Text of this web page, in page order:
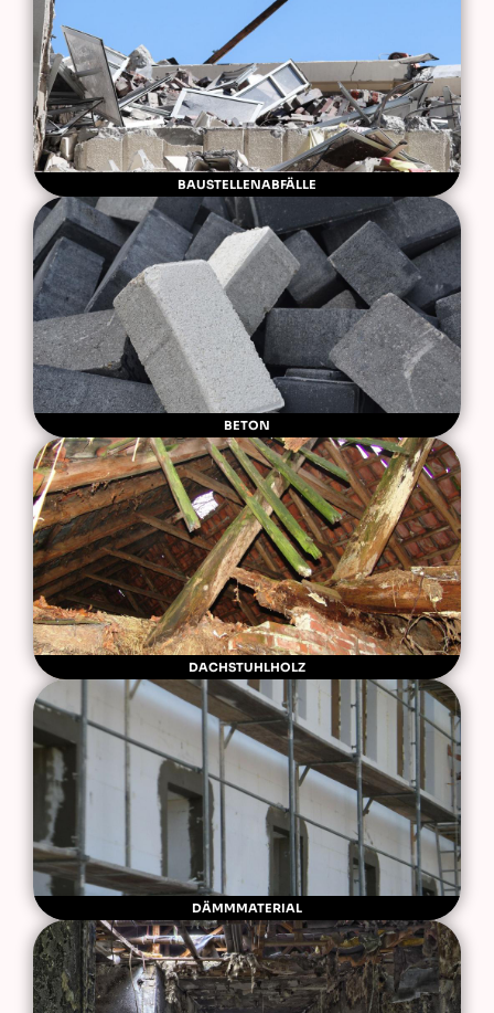
BAUSTELLENABFÄLLE
BETON
DACHSTUHLHOLZ
DÄMMMATERIAL